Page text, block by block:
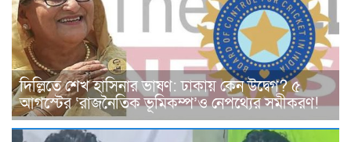
দিল্লিতে শেখ হাসিনার ভাষণ: ঢাকায় কেন উদ্বেগ? ৫
আগস্টের ‘রাজনৈতিক ভূমিকম্প’ও নেপথ্যের সমীকরণ!